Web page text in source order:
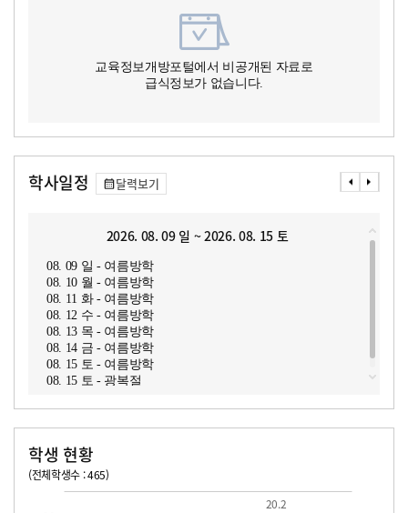
교육정보개방포털에서 비공개된 자료로
급식정보가 없습니다.
학사일정 달력보기
2026. 08. 09 일 ~ 2026. 08. 15 토
08. 09 일 - 여름방학
08. 10 월 - 여름방학
08. 11 화 - 여름방학
08. 12 수 - 여름방학
08. 13 목 - 여름방학
08. 14 금 - 여름방학
08. 15 토 - 여름방학
08. 15 토 - 광복절
학생 현황
(전체학생수 : 465)
20.2